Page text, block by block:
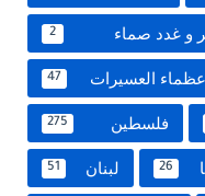
و غدد صماء 2
العسيرات 47
فلسطين 275
26 لبنان 51